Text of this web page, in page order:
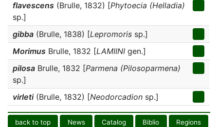
flavescens (Brulle, 1832) [Phytoecia (Helladia)
sp.]
gibba (Brulle, 1838) [Lepromoris sp.]
Morimus Brulle, 1832 [LAMIINI gen.]
pilosa Brulle, 1832 [Parmena (Pilosoparmena)
sp.]
virleti(Brulle, 1832) [Neodorcadion sp.]
back to top News Catalog Biblio Regions